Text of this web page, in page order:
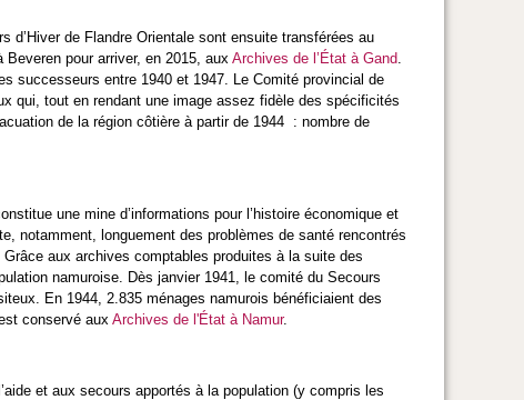
d’Hiver de Flandre Orientale sont ensuite transférées au
pour arriver, en 2015, aux Archives de l’État à Gand.
successeurs entre 1940 et 1947. Le Comité provincial de
qui, tout en rendant une image assez fidèle des spécificités
de la région côtière à partir de 1944 : nombre de
une mine d’informations pour l’histoire économique et
notamment, longuement des problèmes de santé rencontrés
aux archives comptables produites à la suite des
namuroise. Dès janvier 1941, le comité du Secours
En 1944, 2.835 ménages namurois bénéficiaient des
conservé aux Archives de l'État à Namur.
et aux secours apportés à la population (y compris les